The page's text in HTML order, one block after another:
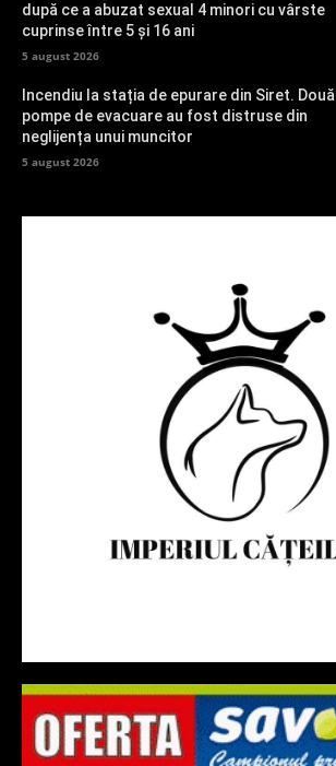
după ce a abuzat sexual 4 minori cu vârste
cuprinse între 5 și 16 ani
5 august 2026
Incendiu la stația de epurare din Siret. Două
pompe de evacuare au fost distruse din
neglijența unui muncitor
5 august 2026